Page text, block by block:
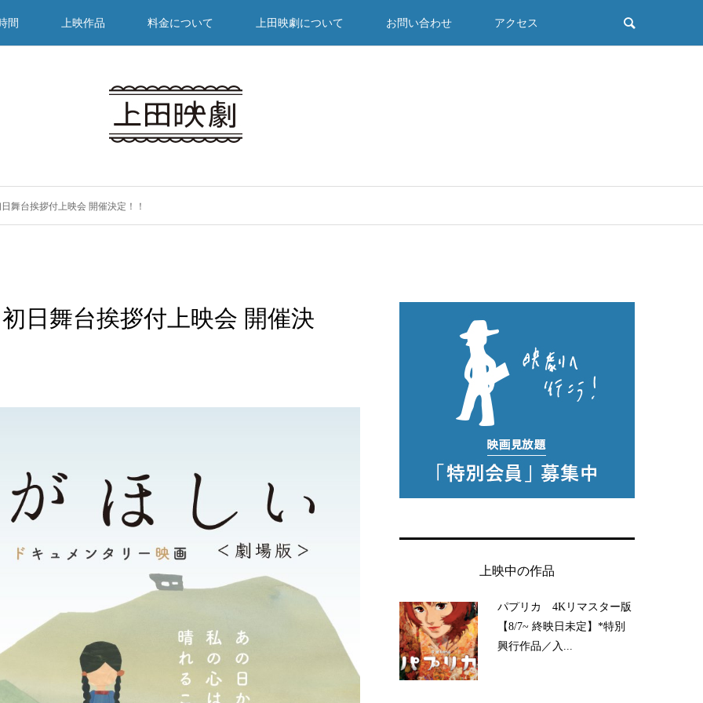
間 上映作品 料金について 上田映劇について お問い合わせ アクセス
舞台挨拶付上映会 開催決定！！
日舞台挨拶付上映会 開催決
上映中の作品
パプリカ 4Kリマスター版
【8/7~ 終映日未定】*特別
興行作品／入...